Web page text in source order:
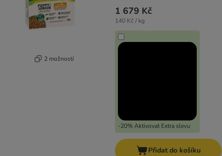
2 možností
1 679 Kč
140 Kč / kg
-20% Aktivovat Extra slevu
Přidat do košíku